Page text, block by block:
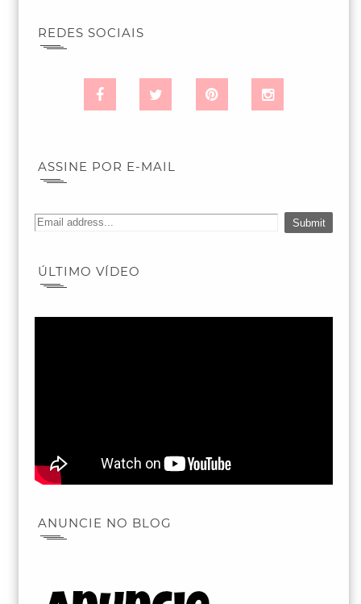
REDES SOCIAIS
ASSINE POR E-MAIL
ÚLTIMO VÍDEO
ANUNCIE NO BLOG